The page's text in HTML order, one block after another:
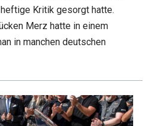
Kritik gesorgt hatte.
Merz hatte in einem
in manchen deutschen